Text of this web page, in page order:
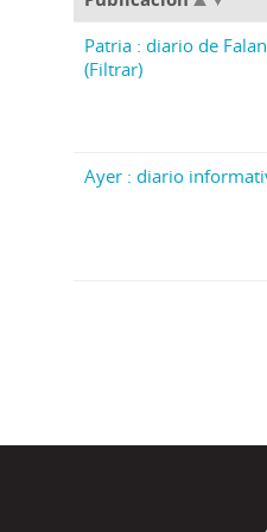
Patria : diario de
(Filtrar)
Ayer : diario